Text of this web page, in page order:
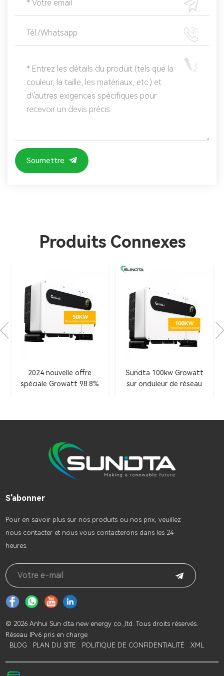
Soumettre
Produits Connexes
2024 nouvelle offre
spéciale Growatt 98.8%
Sundta 100kw Growatt
sur onduleur de réseau
S'abonner
Pour en savoir plus sur nos produits ou nos prix, veuillez
nous contacter et nous vous contacterons dans les 24
heures.
© 2026 Anhui Sun d.ta new energy co.,ltd. Tous droits réservés.
Réseau IPv6 pris en charge
BLOG
PLAN DU SITE POLITIQUE DE CONFIDENTIALITÉ XML